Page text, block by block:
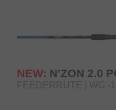
NEW: N'ZON 2.0
FEEDERRUTE | WG -